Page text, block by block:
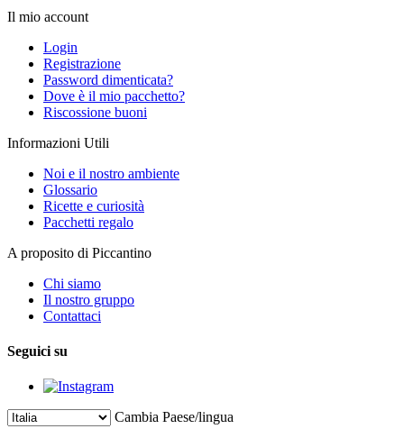
Il mio account
Login
Registrazione
Password dimenticata?
Dove è il mio pacchetto?
Riscossione buoni
Informazioni Utili
Noi e il nostro ambiente
Glossario
Ricette e curiosità
Pacchetti regalo
A proposito di Piccantino
Chi siamo
Il nostro gruppo
Contattaci
Seguici su
Cambia Paese/lingua